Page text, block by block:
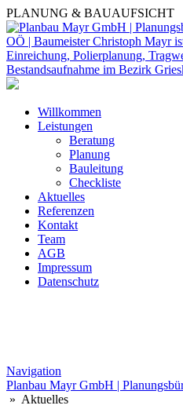
PLANUNG & BAUAUFSICHT
Willkommen
Leistungen
Beratung
Planung
Bauleitung
Checkliste
Aktuelles
Referenzen
Kontakt
Team
AGB
Impressum
Datenschutz
Navigation
Planbau Mayr GmbH |
» Aktuelles